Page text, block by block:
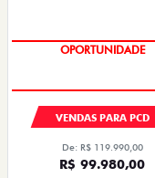
OPORTUNIDADE
VENDAS PARA PCD
De: R$ 119.990,00
R$ 99.980,00